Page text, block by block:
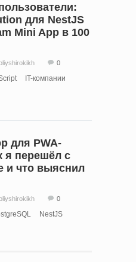
для NestJS
Mini App в 100
0
IT-компании
для PWA-
я перешёл с
и что выяснил
0
NestJS